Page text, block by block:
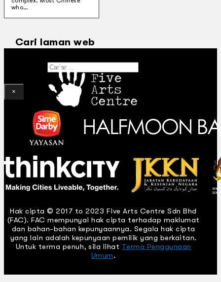
Cari laman web
×
who…
Hak cipta © 2017 to 2023 Five Arts Centre Sdn Bhd
(FAC). FAC mempunyai hak cipta terhadap maklumat
dan bahan-bahan kepunyaannya. Segala hak cipta
yang lain adalah kepunyaan pemilik yang berkaitan.
Untuk terma penuh, sila lihat Terma Penggunaan
Umum.